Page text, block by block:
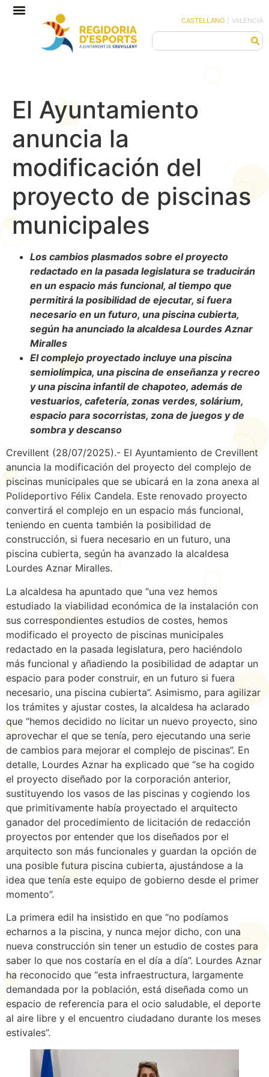
CASTELLANO VALENCIÀ
El Ayuntamiento
anuncia la
modificación del
proyecto de piscinas
municipales
Los cambios plasmados sobre el proyecto
redactado en la pasada legislatura se traducirán
en un espacio más funcional, al tiempo que
permitirá la posibilidad de ejecutar, si fuera
necesario en un futuro, una piscina cubierta,
según ha anunciado la alcaldesa Lourdes Aznar
Miralles
El complejo proyectado incluye una piscina
semiolímpica, una piscina de enseñanza y recreo
y una piscina infantil de chapoteo, además de
vestuarios, cafetería, zonas verdes, solárium,
espacio para socorristas, zona de juegos y de
sombra y descanso
Crevillent (28/07/2025).- El Ayuntamiento de Crevillent
anuncia la modificación del proyecto del complejo de
piscinas municipales que se ubicará en la zona anexa al
Polideportivo Félix Candela. Este renovado proyecto
convertirá el complejo en un espacio más funcional,
teniendo en cuenta también la posibilidad de
construcción, si fuera necesario en un futuro, una
piscina cubierta, según ha avanzado la alcaldesa
Lourdes Aznar Miralles.
La alcaldesa ha apuntado que “una vez hemos
estudiado la viabilidad económica de la instalación con
sus correspondientes estudios de costes, hemos
modificado el proyecto de piscinas municipales
redactado en la pasada legislatura, pero haciéndolo
más funcional y añadiendo la posibilidad de adaptar un
espacio para poder construir, en un futuro si fuera
necesario, una piscina cubierta”. Asimismo, para agilizar
los trámites y ajustar costes, la alcaldesa ha aclarado
que “hemos decidido no licitar un nuevo proyecto, sino
aprovechar el que se tenía, pero ejecutando una serie
de cambios para mejorar el complejo de piscinas”. En
detalle, Lourdes Aznar ha explicado que “se ha cogido
el proyecto diseñado por la corporación anterior,
sustituyendo los vasos de las piscinas y cogiendo los
que primitivamente había proyectado el arquitecto
ganador del procedimiento de licitación de redacción
proyectos por entender que los diseñados por el
arquitecto son más funcionales y guardan la opción de
una posible futura piscina cubierta, ajustándose a la
idea que tenía este equipo de gobierno desde el primer
momento”.
La primera edil ha insistido en que “no podíamos
echarnos a la piscina, y nunca mejor dicho, con una
nueva construcción sin tener un estudio de costes para
saber lo que nos costaría en el día a día”. Lourdes Aznar
ha reconocido que “esta infraestructura, largamente
demandada por la población, está diseñada como un
espacio de referencia para el ocio saludable, el deporte
al aire libre y el encuentro ciudadano durante los meses
estivales”.